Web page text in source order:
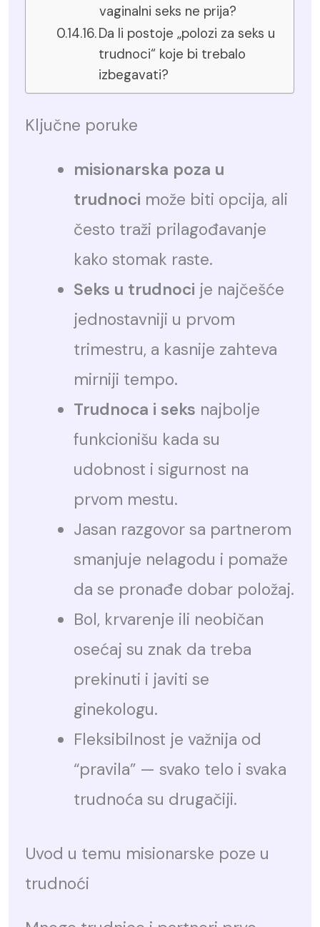
vaginalni seks ne prija?
Da li postoje „polozi za seks u
trudnoci“ koje bi trebalo
izbegavati?
Ključne poruke
misionarska poza u
trudnoci može biti opcija, ali
često traži prilagođavanje
kako stomak raste.
Seks u trudnoci je najčešće
jednostavniji u prvom
trimestru, a kasnije zahteva
mirniji tempo.
Trudnoca i seks najbolje
funkcionišu kada su
udobnost i sigurnost na
prvom mestu.
Jasan razgovor sa partnerom
smanjuje nelagodu i pomaže
da se pronađe dobar položaj.
Bol, krvarenje ili neobičan
osećaj su znak da treba
prekinuti i javiti se
ginekologu.
Fleksibilnost je važnija od
“pravila” — svako telo i svaka
trudnoća su drugačiji.
Uvod u temu misionarske poze u
trudnoći